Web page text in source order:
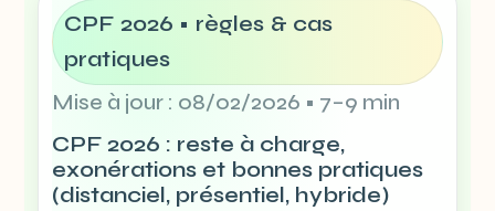
CPF 2026 • règles & cas
pratiques
Mise à jour : 08/02/2026 • 7–9 min
CPF 2026 : reste à charge,
exonérations et bonnes pratiques
(distanciel, présentiel, hybride)